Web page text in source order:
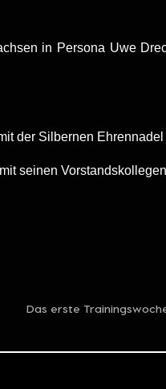
in Persona Uwe
der Silbernen
seinen